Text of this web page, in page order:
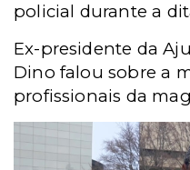
policial durante a
Ex-presidente da
Dino falou sobre a
profissionais da